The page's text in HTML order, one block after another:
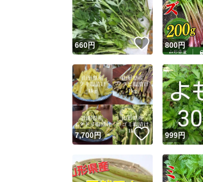
660円 いいね！
800円
7,700円 いいね！
999円